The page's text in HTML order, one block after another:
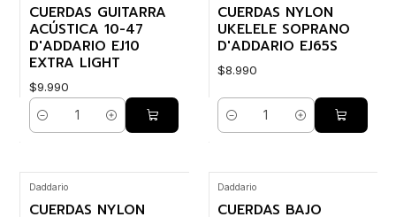
CUERDAS GUITARRA
ACÚSTICA 10-47
D'ADDARIO EJ10
EXTRA LIGHT
$9.990
Cantidad
CUERDAS NYLON
UKELELE SOPRANO
D'ADDARIO EJ65S
$8.990
Cantidad
Daddario
CUERDAS NYLON
Daddario
CUERDAS BAJO